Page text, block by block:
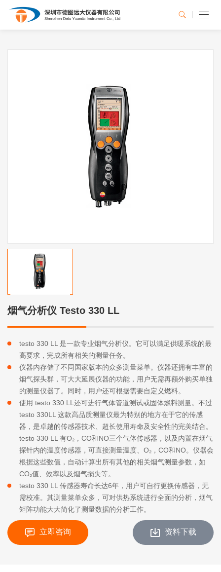
烟气分析仪 Testo 330 LL
testo 330 LL 是一款专业烟气分析仪。它可以满足供暖系统的最
高要求，完成所有相关的测量任务。
仪器内存储了不同国家版本的众多测量菜单。仪器还拥有丰富的
烟气探头群，可大大延展仪器的功能，用户无需再额外购买单独
的测量仪器了。同时，用户还可根据需要自定义燃料。
使用 testo 330 LL还可进行气体管道测试或固体燃料测量。不过
testo 330LL 这款高品质测量仪最为特别的地方在于它的传感
器，是卓越的传感器技术、超长使用寿命及安全性的完美结合。
testo 330 LL 有O₂，CO和NO三个气体传感器，以及内置在烟气
探针内的温度传感器，可直接测量温度、O₂，CO和NO。仪器会
根据这些数值，自动计算出所有其他的相关烟气测量参数，如
CO₂值、效率以及烟气损失等。
testo 330 LL 传感器寿命长达6年，用户可自行更换传感器，无
需校准。其测量菜单众多，可对供热系统进行全面的分析，烟气
矩阵功能大大简化了测量数据的分析工作。
立即咨询 资料下载